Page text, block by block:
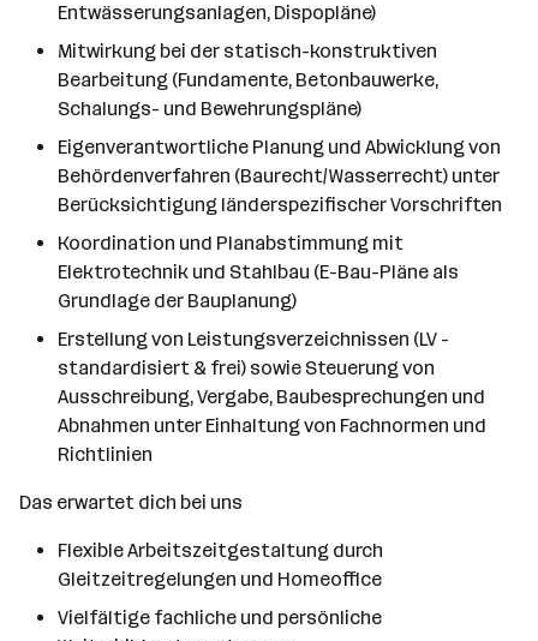
Entwässerungsanlagen, Dispopläne)
Mitwirkung bei der statisch-konstruktiven
Bearbeitung (Fundamente, Betonbauwerke,
Schalungs- und Bewehrungspläne)
Eigenverantwortliche Planung und Abwicklung von
Behördenverfahren (Baurecht/Wasserrecht) unter
Berücksichtigung länderspezifischer Vorschriften
Koordination und Planabstimmung mit
Elektrotechnik und Stahlbau (E-Bau-Pläne als
Grundlage der Bauplanung)
Erstellung von Leistungsverzeichnissen (LV -
standardisiert & frei) sowie Steuerung von
Ausschreibung, Vergabe, Baubesprechungen und
Abnahmen unter Einhaltung von Fachnormen und
Richtlinien
Das erwartet dich bei uns
Flexible Arbeitszeitgestaltung durch
Gleitzeitregelungen und Homeoffice
Vielfältige fachliche und persönliche